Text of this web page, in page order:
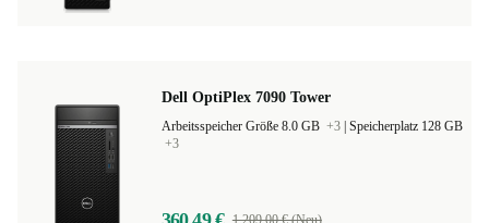
Dell OptiPlex 7090 Tower
Arbeitsspeicher Größe 8.0 GB +3 Speicherplatz 128 GB
+3
1.209,00 € (Neu)